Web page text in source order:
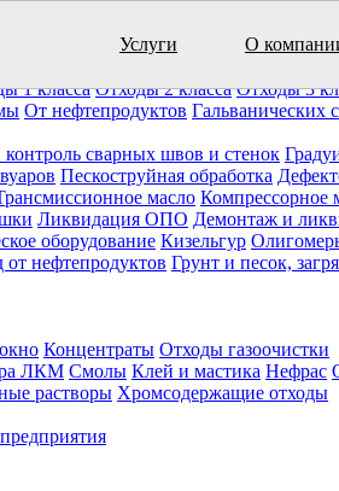
Услуги О
Демонтаж резервуаров (10)
1 класса Отходы 2 класса Отходы 3
От нефтепродуктов Гальванических
контроль сварных швов и стенок
Пескоструйная обработка
масло Компрессорное
Ликвидация ОПО Демонтаж и
оборудование Кизельгур
нефтепродуктов Грунт и песок,
Концентраты Отходы газоочистки
ЛКМ Смолы Клей и мастика Нефрас
растворы Хромсодержащие отходы